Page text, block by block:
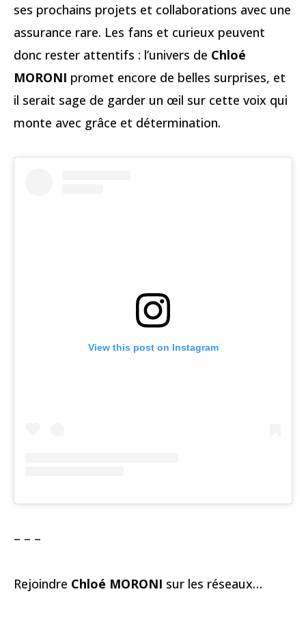
ses prochains projets et collaborations avec une
assurance rare. Les fans et curieux peuvent
donc rester attentifs : l’univers de Chloé
MORONI promet encore de belles surprises, et
il serait sage de garder un œil sur cette voix qui
monte avec grâce et détermination.
View this post on Instagram
– – –
Rejoindre Chloé MORONI sur les réseaux…